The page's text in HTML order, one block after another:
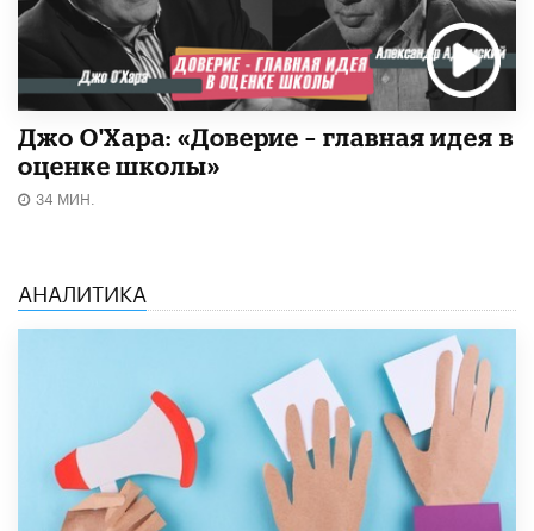
Джо О'Хара: «Доверие – главная идея в
оценке школы»
34 МИН.
АНАЛИТИКА